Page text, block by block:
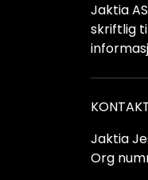
Jaktia
skriftlig
Jaktia
Org